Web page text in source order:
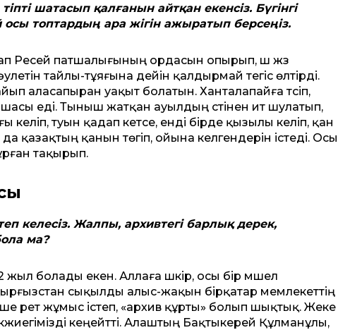
шатасып қалғанын айтқан екенсіз. Бүгінгі
топтардың ара жігін ажыратып берсеңіз.
Ресей патшалығының ордасын опырып, үш жүз
тайлы-тұяғына дейін қалдырмай тегіс өлтірді.
аласапыран уақыт болатын. Ханталапайға түсіп,
еді. Тыныш жатқан ауылдың үстінен ит шулатып,
туын қадап кетсе, енді бірде қызылы келіп, қан
қазақтың қанын төгіп, ойына келгендерін істеді. Осы
тақырып.
келесіз. Жалпы, архивтегі барлық дерек,
ма?
болады екен. Аллаға шүкір, осы бір мүшел
сықылды алыс-жақын бірқатар мемлекеттің
рет жұмыс істеп, «архив құрты» болып шықтық. Жеке
кеңейтті. Алаштың Бақтыкерей Құлманұлы,